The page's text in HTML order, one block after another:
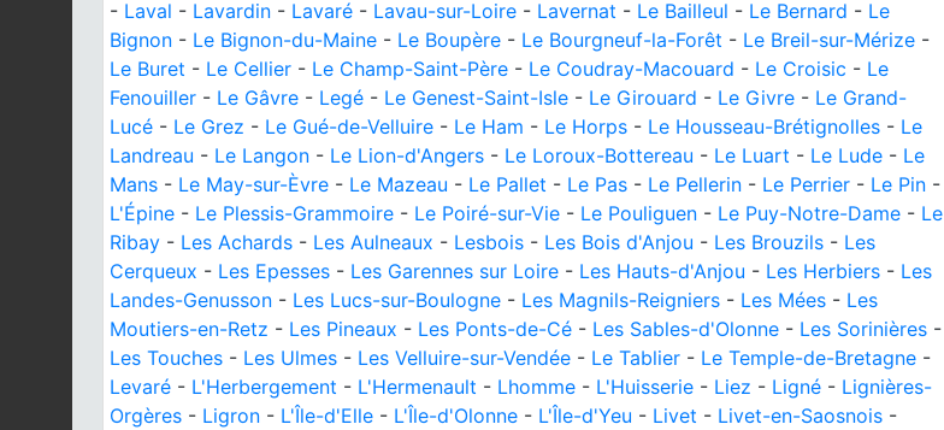
- Laval - Lavardin - Lavaré - Lavau-sur-Loire - Lavernat - Le Bailleul - Le Bernard - Le
Bignon - Le Bignon-du-Maine - Le Boupère - Le Bourgneuf-la-Forêt - Le Breil-sur-Mérize -
Le Buret - Le Cellier - Le Champ-Saint-Père - Le Coudray-Macouard - Le Croisic - Le
Fenouiller - Le Gâvre - Legé - Le Genest-Saint-Isle - Le Girouard - Le Givre - Le Grand-
Lucé - Le Grez - Le Gué-de-Velluire - Le Ham - Le Horps - Le Housseau-Brétignolles - Le
Landreau - Le Langon - Le Lion-d'Angers - Le Loroux-Bottereau - Le Luart - Le Lude - Le
Mans - Le May-sur-Èvre - Le Mazeau - Le Pallet - Le Pas - Le Pellerin - Le Perrier - Le Pin -
L'Épine - Le Plessis-Grammoire - Le Poiré-sur-Vie - Le Pouliguen - Le Puy-Notre-Dame - Le
Ribay - Les Achards - Les Aulneaux - Lesbois - Les Bois d'Anjou - Les Brouzils - Les
Cerqueux - Les Epesses - Les Garennes sur Loire - Les Hauts-d'Anjou - Les Herbiers - Les
Landes-Genusson - Les Lucs-sur-Boulogne - Les Magnils-Reigniers - Les Mées - Les
Moutiers-en-Retz - Les Pineaux - Les Ponts-de-Cé - Les Sables-d'Olonne - Les Sorinières -
Les Touches - Les Ulmes - Les Velluire-sur-Vendée - Le Tablier - Le Temple-de-Bretagne -
Levaré - L'Herbergement - L'Hermenault - Lhomme - L'Huisserie - Liez - Ligné - Lignières-
Orgères - Ligron - L'Île-d'Elle - L'Île-d'Olonne - L'Île-d'Yeu - Livet - Livet-en-Saosnois -